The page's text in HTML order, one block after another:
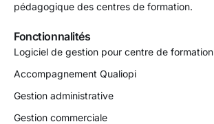
pédagogique des centres de formation.
Fonctionnalités
Logiciel de gestion pour centre de formation
Accompagnement Qualiopi
Gestion administrative
Gestion commerciale